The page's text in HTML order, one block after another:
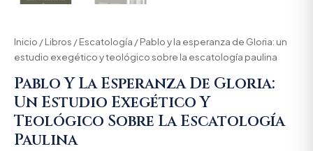
Inicio /Libros /Escatología / Pablo y la esperanza de Gloria: un
estudio exegético y teológico sobre la escatología paulina
Pablo Y La Esperanza De Gloria:
Un Estudio Exegético Y
Teológico Sobre La Escatología
Paulina